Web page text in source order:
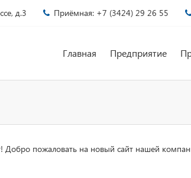
д.3 Приёмная: +7 (3424) 29 26 55
Главная Предприятие
Добро пожаловать на новый сайт нашей